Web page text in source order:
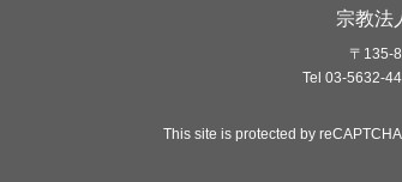
宗教法
〒135-
Tel 03-5632-
This site is protected by